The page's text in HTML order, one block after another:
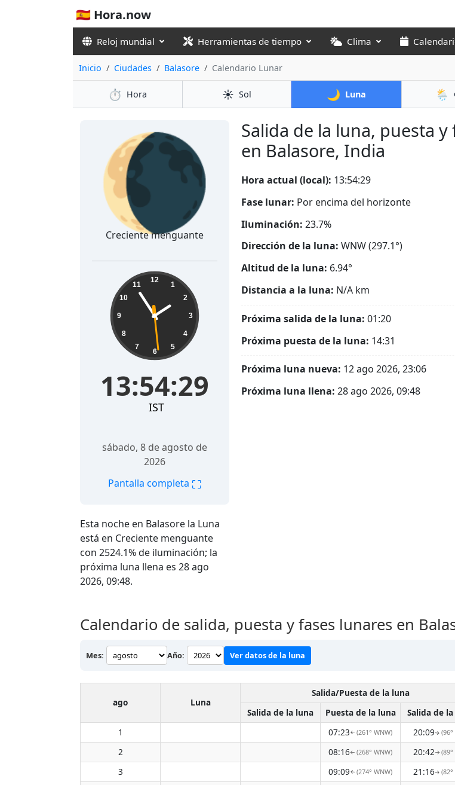
🇪🇸 Hora.now
Reloj mundial Herramientas de tiempo Clima
Inicio Ciudades Balasore Calendario Lunar
⏱️ Hora ☀️ Sol 🌙 Luna 🌦️
Salida de la luna, puesta y
en Balasore, India
Esta noche en Balasore la Luna
está en Creciente menguante
con 2524.1% de iluminación; la
próxima luna llena es 28 ago
2026, 09:48.
🌘
Creciente menguante
13:54:30 12
1
2
3
4
5
6
7
8
9
10
11
13:54:30
IST
sábado, 8 de agosto de
2026
Pantalla completa ⛶
Hora actual (local): 13:54:30
Fase lunar: Por encima del horizonte
Iluminación: 23.7%
Dirección de la luna: WNW (297.1°)
Altitud de la luna: 6.94°
Distancia a la luna: N/A km
Próxima salida de la luna: 01:20
Próxima puesta de la luna: 14:31
Próxima luna nueva: 12 ago 2026, 23:06
Próxima luna llena: 28 ago 2026, 09:48
Calendario de salida, puesta y fases lunares en
Mes: Año: Ver datos de la luna
ago Luna
Salida/Puesta de la luna
Salida de la luna
Puesta de la luna Salida de
1
07:23↑(261° WNW) 20:09↑(96°
2
08:16↑(268° WNW) 20:42↑(89°
3
09:09↑(274° WNW) 21:16↑(82°